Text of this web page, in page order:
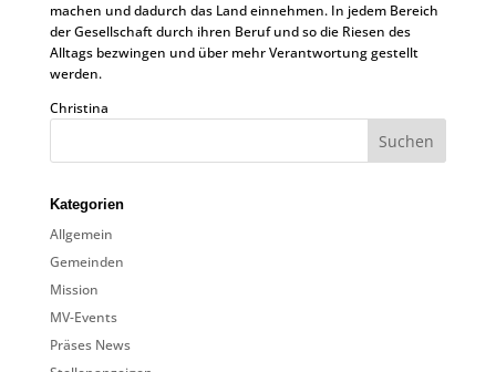
machen und dadurch das Land einnehmen. In jedem Bereich
der Gesellschaft durch ihren Beruf und so die Riesen des
Alltags bezwingen und über mehr Verantwortung gestellt
werden.
Christina
Kategorien
Allgemein
Gemeinden
Mission
MV-Events
Präses News